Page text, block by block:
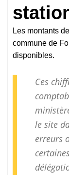
Les montants
commune de
disponibles.
Ces
le site
erreurs